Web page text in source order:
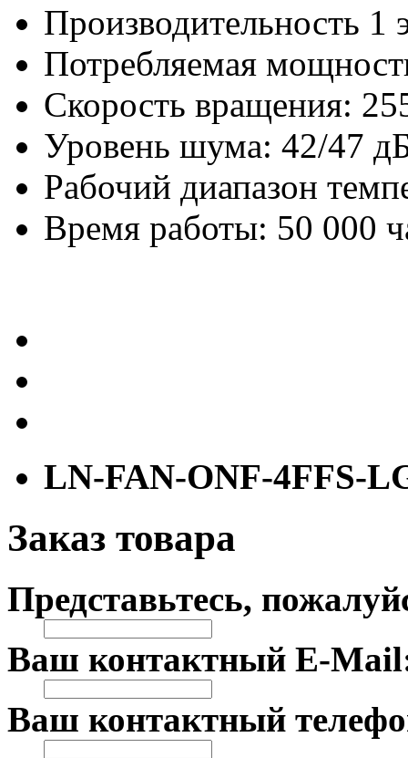
Производительность
Потребляемая
Скорость вращения:
Уровень шума: 42/47
Рабочий диапазон
Время работы: 50 000
LN-FAN-ONF-4FFS-
Заказ товара
Представьтесь,
Ваш контактный E-
Ваш контактный